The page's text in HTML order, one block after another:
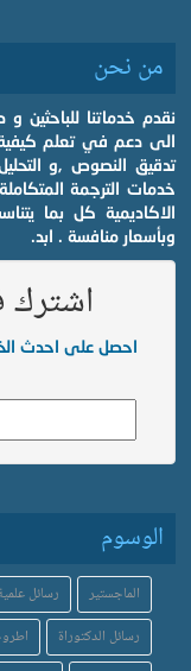
من نحن
نقدم خدماتنا للباحثين
الى دعم في تعلم
تدقيق النصوص ,و
خدمات الترجمة
الاكاديمية كل بما
وبأسعار منافسة . ابد.
اشترك
احصل على احدث
الوسوم
الماجستير رسائل
رسائل الدكتوراة